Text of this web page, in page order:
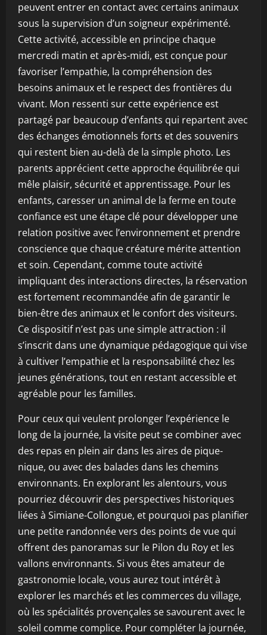
peuvent entrer en contact avec certains animaux
sous la supervision d’un soigneur expérimenté.
Cette activité, accessible en principe chaque
mercredi matin et après-midi, est conçue pour
favoriser l’empathie, la compréhension des
besoins animaux et le respect des frontières du
vivant. Mon ressenti sur cette expérience est
partagé par beaucoup d’enfants qui repartent avec
des échanges émotionnels forts et des souvenirs
qui restent bien au-delà de la simple photo. Les
parents apprécient cette approche équilibrée qui
mêle plaisir, sécurité et apprentissage. Pour les
enfants, caresser un animal de la ferme en toute
confiance est une étape clé pour développer une
relation positive avec l’environnement et prendre
conscience que chaque créature mérite attention
et soin. Cependant, comme toute activité
impliquant des interactions directes, la réservation
est fortement recommandée afin de garantir le
bien-être des animaux et le confort des visiteurs.
Ce dispositif n’est pas une simple attraction : il
s’inscrit dans une dynamique pédagogique qui vise
à cultiver l’empathie et la responsabilité chez les
jeunes générations, tout en restant accessible et
agréable pour les familles.
Pour ceux qui veulent prolonger l’expérience le
long de la journée, la visite peut se combiner avec
des repas en plein air dans les aires de pique-
nique, ou avec des balades dans les chemins
environnants. En explorant les alentours, vous
pourriez découvrir des perspectives historiques
liées à Simiane-Collongue, et pourquoi pas planifier
une petite randonnée vers des points de vue qui
offrent des panoramas sur le Pilon du Roy et les
vallons environnants. Si vous êtes amateur de
gastronomie locale, vous aurez tout intérêt à
explorer les marchés et les commerces du village,
où les spécialités provençales se savourent avec le
soleil comme complice. Pour compléter la journée,